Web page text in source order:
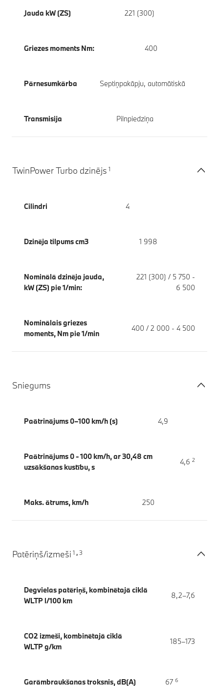
Jauda kW (ZS) 221 (300)
Griezes moments Nm: 400
Pārnesumkārba Septiņpakāpju, automātiskā
Transmisija Pilnpiedziņa
TwinPower Turbo dzinējs 1
Cilindri 4
Dzinēja tilpums cm3 1 998
Nominālā dzinēja jauda,
kW (ZS) pie 1/min:
221 (300) / 5 750 -
6 500
Nominālais griezes
moments, Nm pie 1/min
400 / 2 000 - 4 500
Sniegums
Paātrinājums 0–100 km/h (s) 4,9
Paātrinājums 0 - 100 km/h, ar 30,48 cm
uzsākšanas kustību, s
4,6 2
Maks. ātrums, km/h 250
Patēriņš/izmeši 1 , 3
Degvielas patēriņš, kombinētajā ciklā
WLTP l/100 km
8,2–7,6
CO2 izmeši, kombinētajā ciklā
WLTP g/km
185–173
Garāmbraukšanas troksnis, dB(A) 67 6